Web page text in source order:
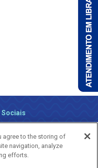
Sociais
agree to the storing of
navigation, analyze
efforts.